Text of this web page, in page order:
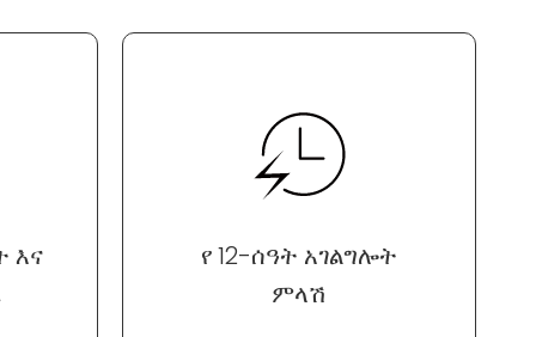
እና
የ 12-ሰዓት አገልግሎት
ምላሽ